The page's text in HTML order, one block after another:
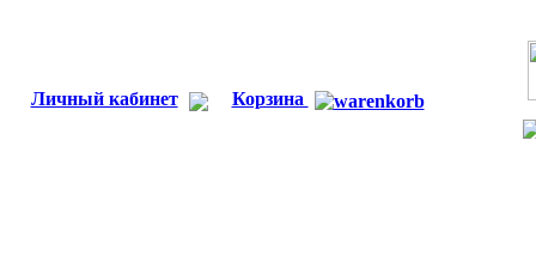
Личный кабинет Корзина